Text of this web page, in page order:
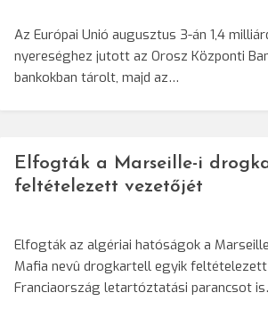
Az Európai Unió augusztus 3-án 1,4
nyereséghez jutott az Orosz Központi
bankokban tárolt, majd az…
Elfogták a Marseille-i
feltételezett vezetőjét
Elfogták az algériai hatóságok a
Mafia nevû drogkartell egyik
Franciaország letartóztatási parancsot